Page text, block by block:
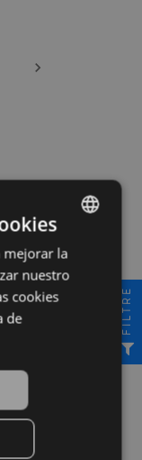
keyboard_arrow_right
FILTRE
SPANISH
INGLÉS
mejorar la
nuestro
cookies
de